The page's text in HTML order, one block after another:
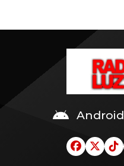
hasta 6.000 euros al mes
Android